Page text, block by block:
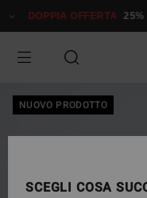
alle
prodotto
DOPPIA OFFERTA 25%
NUOVO PRODOTTO
SCEGLI COSA